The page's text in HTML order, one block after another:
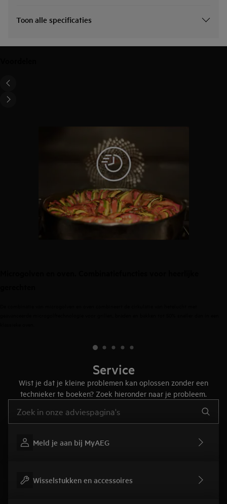
Toon alle specificaties
Service
Wist je dat je kleine problemen kan oplossen zonder een
technieker te boeken? Zoek hieronder naar je probleem.
Meld je aan bij MyAEG
Wisselstukken en accessoires